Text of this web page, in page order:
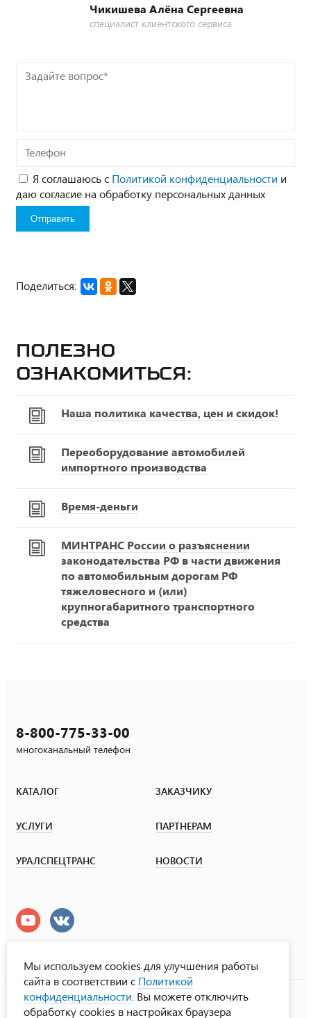
Чикишева Алёна Сергеевна
специалист клиентского сервиса
Задайте
вопрос*
Телефон
Я соглашаюсь с Политикой конфиденциальности и
даю согласие на обработку персональных данных
Поделиться:
Полезно
ознакомиться:
Наша политика качества, цен и скидок!
Переоборудование автомобилей
импортного производства
Время-деньги
МИНТРАНС России о разъяснении
законодательства РФ в части движения
по автомобильным дорогам РФ
тяжеловесного и (или)
крупногабаритного транспортного
средства
8-800-775-33-00
многоканальный телефон
КАТАЛОГ ЗАКАЗЧИКУ
УСЛУГИ ПАРТНЕРАМ
УРАЛСПЕЦТРАНС НОВОСТИ
УралСпецТранс
© ООО «Урал СТ», 2000-2026
Мы используем cookies для улучшения работы
сайта в соответствии с Политикой
конфиденциальности . Вы можете отключить
обработку cookies в настройках браузера